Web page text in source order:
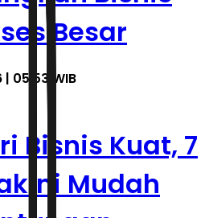
Besar
05.53 WIB
Bisnis Kuat, 7
Mudah